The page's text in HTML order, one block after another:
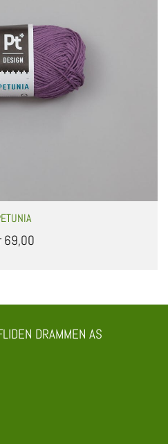
69,00
DRAMMEN AS